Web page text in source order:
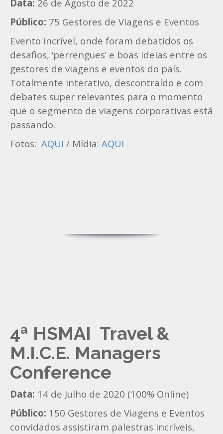
Data: 26 de Agosto de 2022
Público: 75 Gestores de Viagens e Eventos
Evento incrível, onde foram debatidos os
desafios, ‘perrengues’ e boas ideias entre os
gestores de viagens e eventos do país.
Totalmente interativo, descontraído e com
debates super relevantes para o momento
que o segmento de viagens corporativas está
passando.
Fotos: AQUI / Mídia: AQUI
4ª HSMAI Travel &
M.I.C.E. Managers
Conference
Data: 14 de Julho de 2020 (100% Online)
Público: 150 Gestores de Viagens e Eventos
convidados assistiram palestras incríveis,